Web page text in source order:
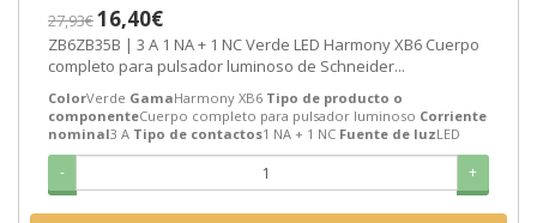
27,93€16,40€
ZB6ZB35B | 3 A 1 NA + 1 NC Verde LED Harmony XB6 Cuerpo
completo para pulsador luminoso de Schneider...
ColorVerde GamaHarmony XB6 Tipo de producto o
componenteCuerpo completo para pulsador luminoso Corriente
nominal3 A Tipo de contactos1 NA + 1 NC Fuente de luzLED
- +